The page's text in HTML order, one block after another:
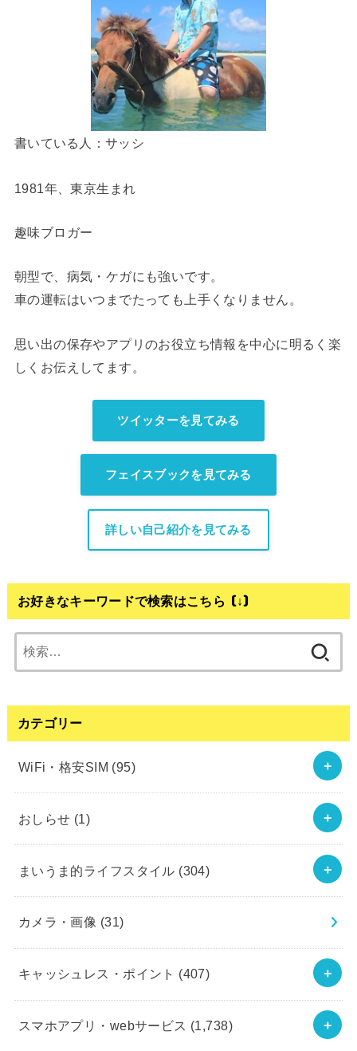
書いている人：サッシ
1981年、東京生まれ
趣味ブロガー
朝型で、病気・ケガにも強いです。
車の運転はいつまでたっても上手くなりません。
思い出の保存やアプリのお役立ち情報を中心に明るく楽
しくお伝えしてます。
ツイッターを見てみる
フェイスブックを見てみる
詳しい自己紹介を見てみる
お好きなキーワードで検索はこちら (↓)
索:
カテゴリー
WiFi・格安SIM (95)
おしらせ (1)
まいうま的ライフスタイル (304)
カメラ・画像 (31)
キャッシュレス・ポイント (407)
スマホアプリ・webサービス (1,738)